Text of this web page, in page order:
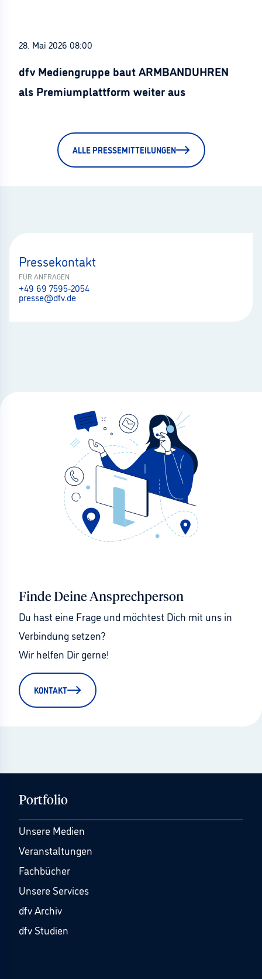
28. Mai 2026 08:00
dfv Mediengruppe baut ARMBANDUHREN
als Premiumplattform weiter aus
ALLE PRESSEMITTEILUNGEN
Pressekontakt
FÜR ANFRAGEN
+49 69 7595-2054
presse@dfv.de
Finde Deine Ansprechperson
Du hast eine Frage und möchtest Dich mit uns in
Verbindung setzen?
Wir helfen Dir gerne!
KONTAKT
Portfolio
Unsere Medien
Veranstaltungen
Fachbücher
Unsere Services
dfv Archiv
dfv Studien